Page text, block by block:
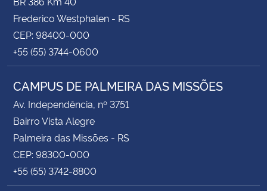
Frederico Westphalen - RS
CEP: 98400-000
+55 (55) 3744-0600
CAMPUS DE PALMEIRA DAS MISSÕES
Av. Independência, nº 3751
Bairro Vista Alegre
Palmeira das Missões - RS
CEP: 98300-000
+55 (55) 3742-8800